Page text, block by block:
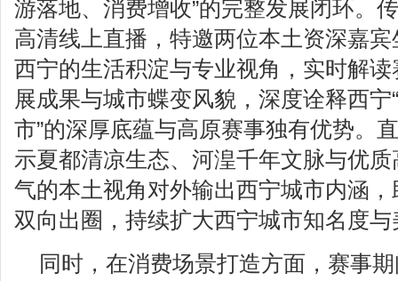
游落地、消费增收”的完整发展闭环。
高清线上直播，特邀两位本土资深嘉
西宁的生活积淀与专业视角，实时解
展成果与城市蝶变风貌，深度诠释西宁
市”的深厚底蕴与高原赛事独有优势。
示夏都清凉生态、河湟千年文脉与优
气的本土视角对外输出西宁城市内涵
双向出圈，持续扩大西宁城市知名度
同时，在消费场景打造方面，赛事